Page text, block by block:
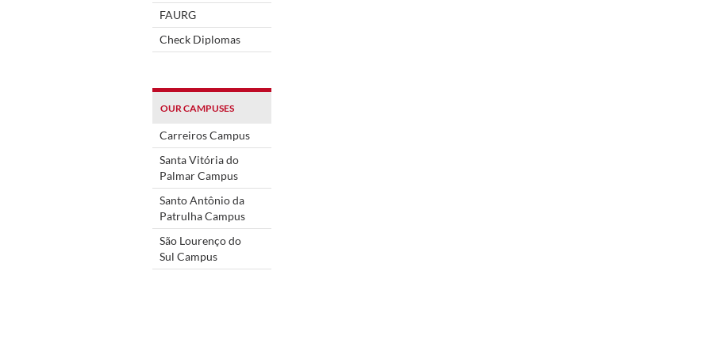
FAURG
Check Diplomas
OUR CAMPUSES
Carreiros Campus
Santa Vitória do
Palmar Campus
Santo Antônio da
Patrulha Campus
São Lourenço do
Sul Campus